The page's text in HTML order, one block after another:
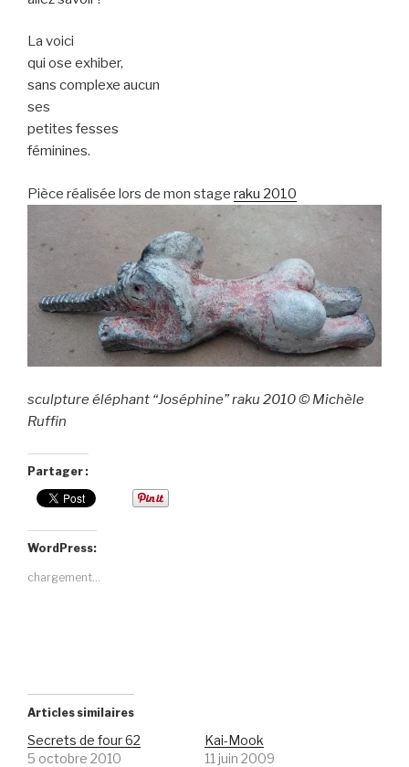
La voici
qui ose exhiber,
sans complexe aucun
ses
petites fesses
féminines.
Pièce réalisée lors de mon stage raku 2010
sculpture éléphant “Joséphine” raku 2010 © Michèle
Ruffin
Partager :
WordPress:
chargement…
Articles similaires
Secrets de four 62
5 octobre 2010
Kai-Mook
11 juin 2009